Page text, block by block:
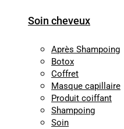
Soin cheveux
Après Shampoing
Botox
Coffret
Masque capillaire
Produit coiffant
Shampoing
Soin